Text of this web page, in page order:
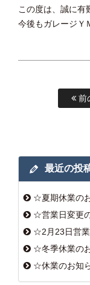
この度は、誠に有
今後もガレージＹ
前
最近の投
☆夏期休業の
☆営業日変更
☆2月23日営
☆冬季休業の
☆休業のお知